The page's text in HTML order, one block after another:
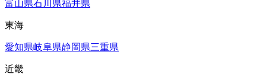
富山県石川県福井県
東海
愛知県岐阜県静岡県三重県
近畿